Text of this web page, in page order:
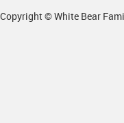
Copyright © White Bear